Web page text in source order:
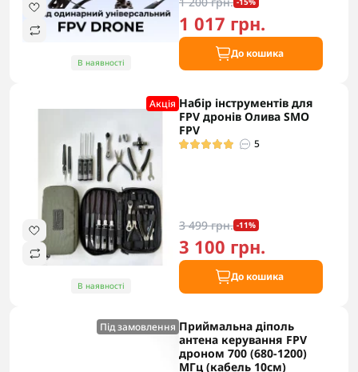
В наявності
1 017 грн.
До кошика
Акцiя
В наявності
Набір інструментів для
FPV дронів Олива SMO
FPV
5
3 499 грн. -11%
3 100 грн.
До кошика
Під замовлення Приймальна діполь
антена керування FPV
дроном 700 (680-1200)
МГц (кабель 10см)